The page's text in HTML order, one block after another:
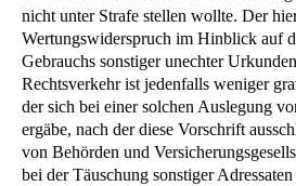
nicht unter Strafe stellen wollte. Der
Wertungswiderspruch im Hinblick auf
Gebrauchs sonstiger unechter
Rechtsverkehr ist jedenfalls weniger
der sich bei einer solchen Auslegung
ergäbe, nach der diese Vorschrift
von Behörden und
bei der Täuschung sonstiger